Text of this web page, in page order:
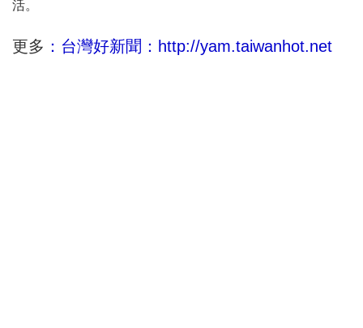
活。
更多 ：台灣好新聞：http://yam.taiwanhot.net